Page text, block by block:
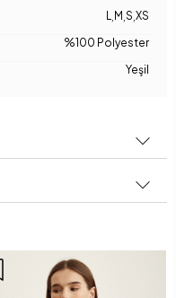
L M S XS
%100 Polyester
Yeşil